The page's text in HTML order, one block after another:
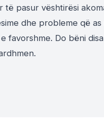
pasur vështirësi
dhe probleme që
favorshme. Do bëni